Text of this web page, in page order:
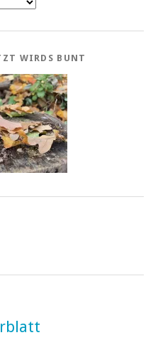
WIRDS BUNT